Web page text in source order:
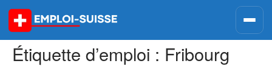
Skip
content
Étiquette d’emploi : Fribourg